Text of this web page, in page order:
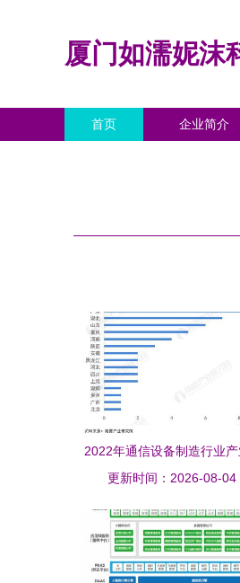
厦门如濡妮沫
首页 企业简介
2022年通信设备制造行业
及区域热力地
更新时间：2026-08-04